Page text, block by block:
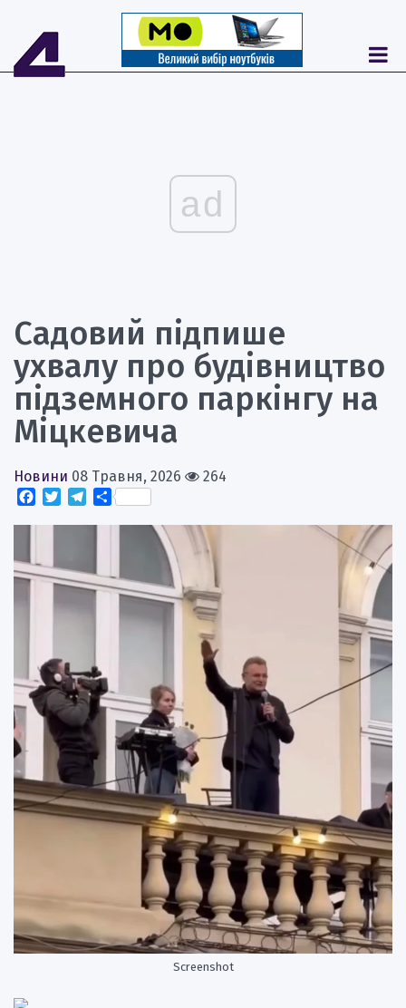
ad
Садовий підпише
ухвалу про будівництво
підземного паркінгу на
Міцкевича
Новини 08 Травня, 2026
264
Facebook
TwitterTelegram
Поділитися
Screenshot